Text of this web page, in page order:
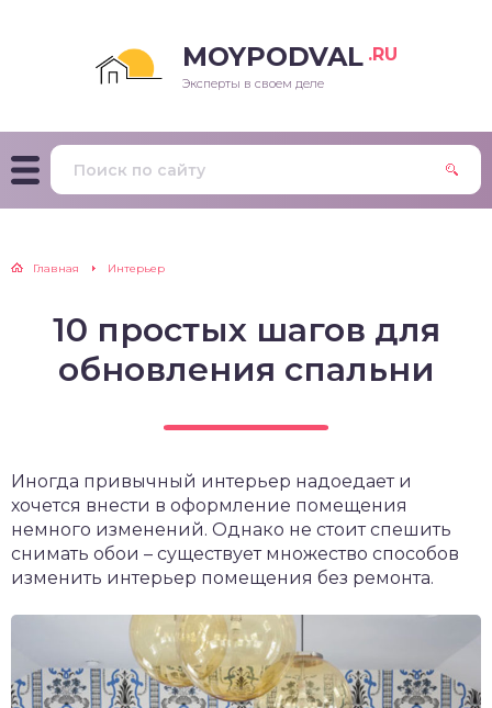
MOYPODVAL .RU
Эксперты в своем деле
Главная Интерьер
10 простых шагов для
обновления спальни
Иногда привычный интерьер надоедает и
хочется внести в оформление помещения
немного изменений. Однако не стоит спешить
снимать обои – существует множество способов
изменить интерьер помещения без ремонта.